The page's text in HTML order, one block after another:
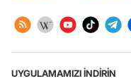
UYGULAMAMIZI İNDİRİN